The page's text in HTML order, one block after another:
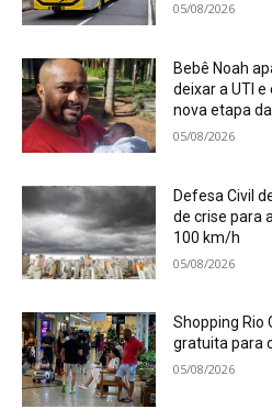
05/08/2026
Bebê Noah
deixar a UTI
nova etapa
05/08/2026
Defesa Civil
de crise para
100 km/h
05/08/2026
Shopping Rio
gratuita para
05/08/2026